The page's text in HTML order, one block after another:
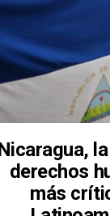
derechos
más